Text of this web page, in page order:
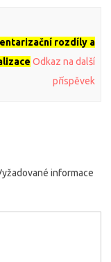
rozdíly a
Odkaz na další
příspěvek
informace